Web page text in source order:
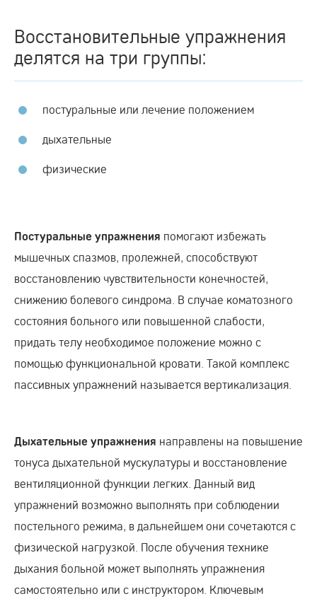
Восстановительные упражнения
делятся на три группы:
постуральные или лечение положением
дыхательные
физические
Постуральные упражнения помогают избежать
мышечных спазмов, пролежней, способствуют
восстановлению чувствительности конечностей,
снижению болевого синдрома. В случае коматозного
состояния больного или повышенной слабости,
придать телу необходимое положение можно с
помощью функциональной кровати. Такой комплекс
пассивных упражнений называется вертикализация.
Дыхательные упражнения направлены на повышение
тонуса дыхательной мускулатуры и восстановление
вентиляционной функции легких. Данный вид
упражнений возможно выполнять при соблюдении
постельного режима, в дальнейшем они сочетаются с
физической нагрузкой. После обучения технике
дыхания больной может выполнять упражнения
самостоятельно или с инструктором. Ключевым